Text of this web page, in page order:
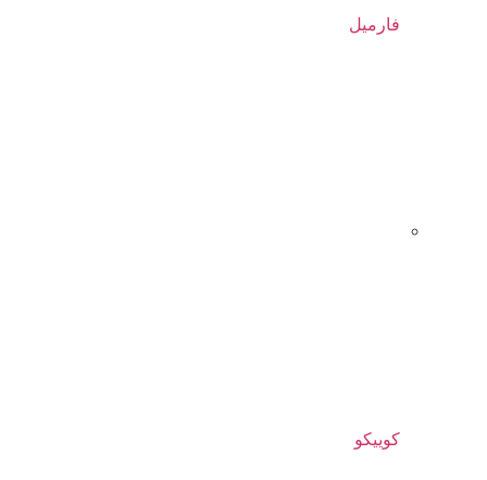
فارمیل
کوییکو